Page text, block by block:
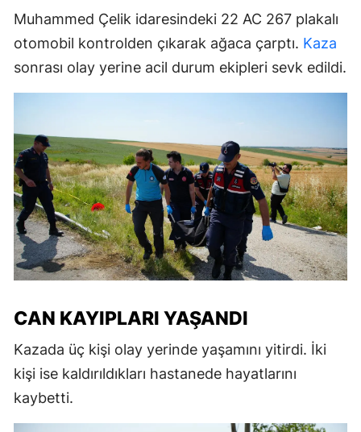
Muhammed Çelik idaresindeki 22 AC 267 plakalı
otomobil kontrolden çıkarak ağaca çarptı. Kaza
sonrası olay yerine acil durum ekipleri sevk edildi.
CAN KAYIPLARI YAŞANDI
Kazada üç kişi olay yerinde yaşamını yitirdi. İki
kişi ise kaldırıldıkları hastanede hayatlarını
kaybetti.